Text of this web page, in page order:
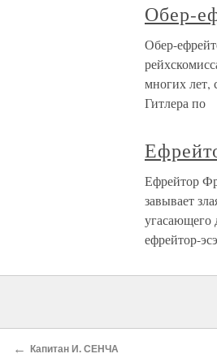
Обер-
Обер-
многих лет,
Гитлера по
Ефрейтор
завывает
угасающего
ефрейтор-
← Капитан И. СЕНЧА